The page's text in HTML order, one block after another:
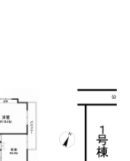
等性能等級5、
区域